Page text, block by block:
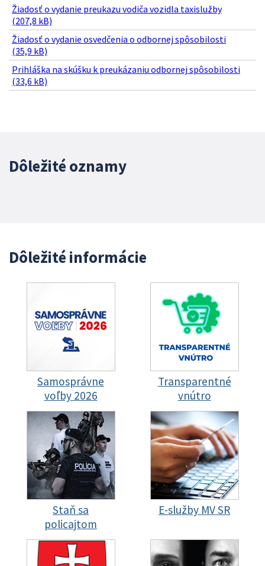
Žiadosť o vydanie preukazu vodiča vozidla taxislužby
(207,8 kB)
Žiadosť o vydanie osvedčenia o odbornej spôsobilosti
(35,9 kB)
Prihláška na skúšku k preukázaniu odbornej spôsobilosti
(33,6 kB)
Dôležité oznamy
Dôležité informácie
Samosprávne
voľby 2026
Transparentné
vnútro
Staň sa
policajtom
E-služby MV SR